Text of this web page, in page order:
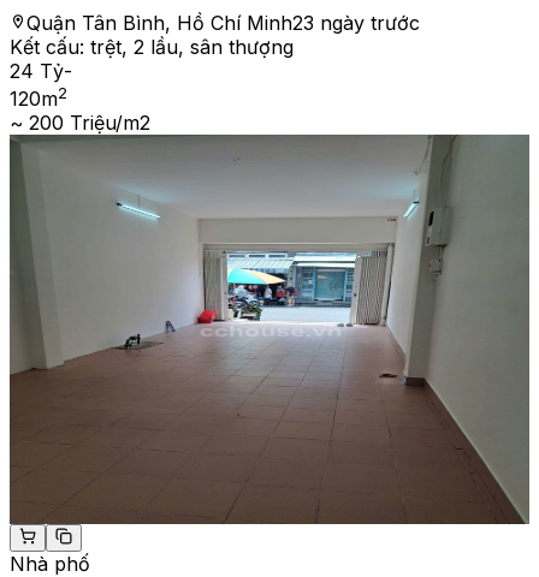
Quận Tân Bình, Hồ Chí Minh23 ngày trước
Kết cấu: trệt, 2 lầu, sân thượng
24 Tỷ-
120m2
~ 200 Triệu/m2
Nhà phố